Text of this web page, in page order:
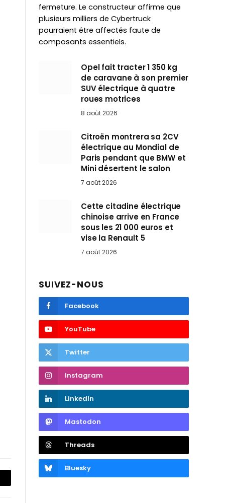
fermeture. Le constructeur affirme que
plusieurs milliers de Cybertruck
pourraient être affectés faute de
composants essentiels.
Opel fait tracter 1 350 kg
de caravane à son premier
SUV électrique à quatre
roues motrices
8 août 2026
Citroën montrera sa 2CV
électrique au Mondial de
Paris pendant que BMW et
Mini désertent le salon
7 août 2026
Cette citadine électrique
chinoise arrive en France
sous les 21 000 euros et
vise la Renault 5
7 août 2026
SUIVEZ-NOUS
Facebook
YouTube
Twitter
Instagram
LinkedIn
Mastodon
Threads
Bluesky